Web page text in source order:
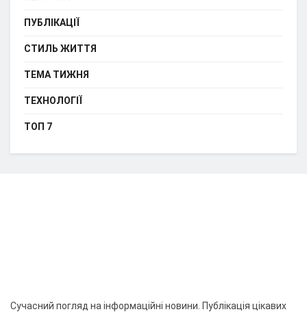
ПУБЛІКАЦІЇ
СТИЛЬ ЖИТТЯ
ТЕМА ТИЖНЯ
ТЕХНОЛОГІЇ
ТОП 7
Сучасний погляд на інформаційні новини. Публікація цікавих